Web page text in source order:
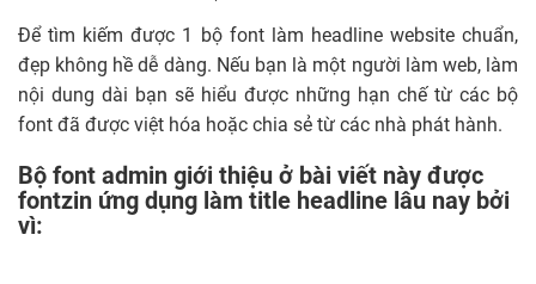
Để tìm kiếm được 1 bộ font làm headline website chuẩn,
đẹp không hề dễ dàng. Nếu bạn là một người làm web, làm
nội dung dài bạn sẽ hiểu được những hạn chế từ các bộ
font đã được việt hóa hoặc chia sẻ từ các nhà phát hành.
Bộ font admin giới thiệu ở bài viết này được
fontzin ứng dụng làm title headline lâu nay bởi
vì: